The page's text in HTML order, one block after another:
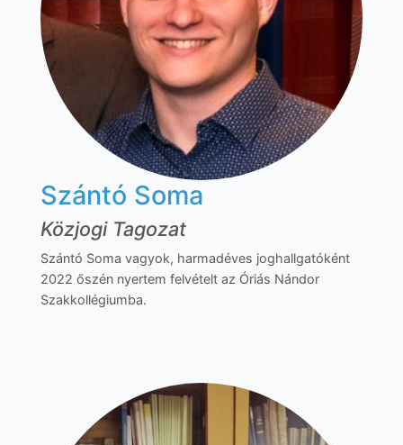
Szántó Soma
Közjogi Tagozat
Szántó Soma vagyok, harmadéves joghallgatóként
2022 őszén nyertem felvételt az Óriás Nándor
Szakkollégiumba.